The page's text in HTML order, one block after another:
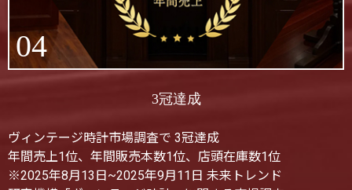
04
3冠達成
ヴィンテージ時計市場調査で 3冠達成
年間売上1位、年間販売本数1位、店頭在庫数1位
※2025年8月13日~2025年9月11日 未来トレンド